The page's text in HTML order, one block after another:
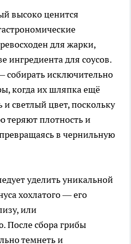
высоко ценится
для жарки,
ингредиента для соусов.
собирать исключительно
когда их шляпка ещё
и светлый цвет, поскольку
теряют плотность и
в чернильную
уделить уникальной
хохлатого — его
или
После сбора грибы
темнеть и